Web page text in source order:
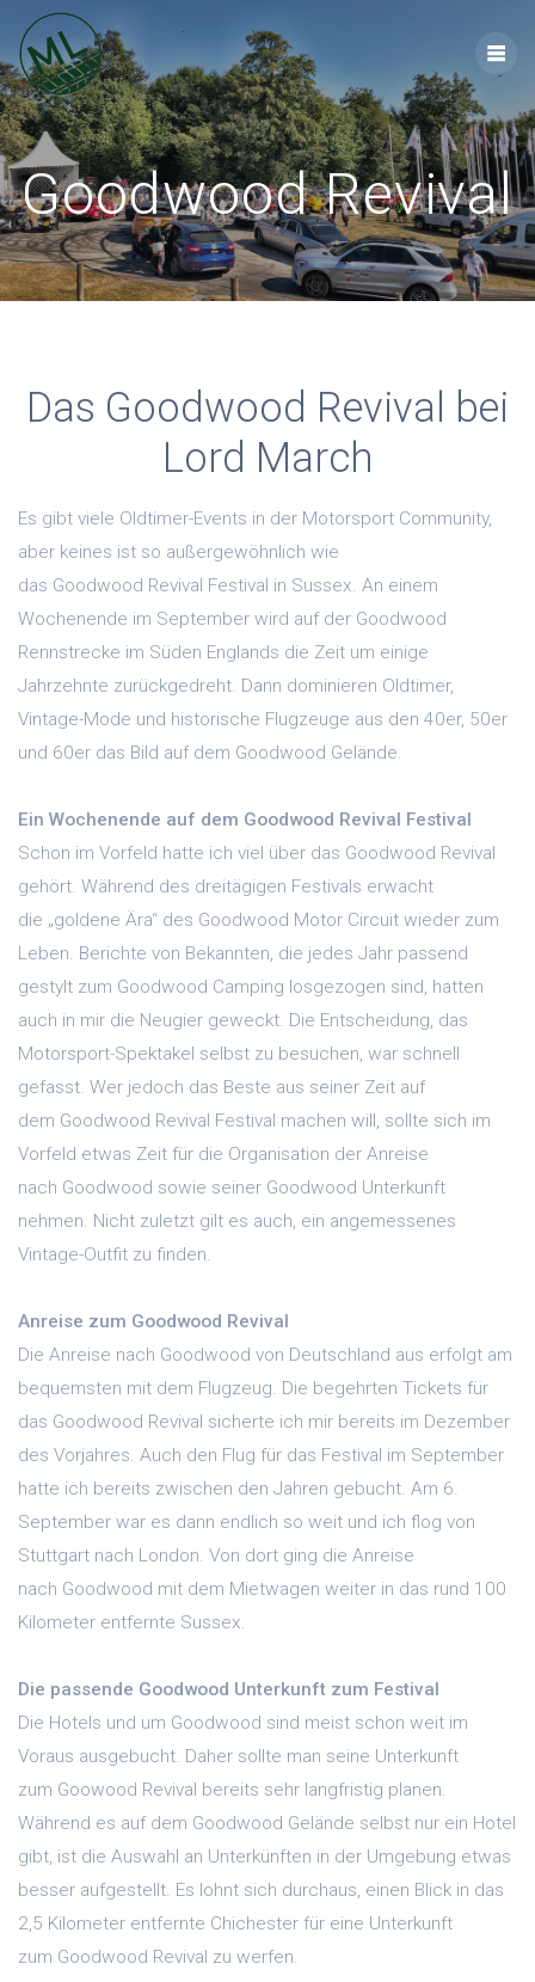
Inhalt
springen
Goodwood Revival
Das Goodwood Revival bei
Lord March
Es gibt viele Oldtimer-Events in der Motorsport Community,
aber keines ist so außergewöhnlich wie
das Goodwood Revival Festival in Sussex. An einem
Wochenende im September wird auf der Goodwood
Rennstrecke im Süden Englands die Zeit um einige
Jahrzehnte zurückgedreht. Dann dominieren Oldtimer,
Vintage-Mode und historische Flugzeuge aus den 40er, 50er
und 60er das Bild auf dem Goodwood Gelände.
Ein Wochenende auf dem Goodwood Revival Festival
Schon im Vorfeld hatte ich viel über das Goodwood Revival
gehört. Während des dreitägigen Festivals erwacht
die „goldene Ära“ des Goodwood Motor Circuit wieder zum
Leben. Berichte von Bekannten, die jedes Jahr passend
gestylt zum Goodwood Camping losgezogen sind, hatten
auch in mir die Neugier geweckt. Die Entscheidung, das
Motorsport-Spektakel selbst zu besuchen, war schnell
gefasst. Wer jedoch das Beste aus seiner Zeit auf
dem Goodwood Revival Festival machen will, sollte sich im
Vorfeld etwas Zeit für die Organisation der Anreise
nach Goodwood sowie seiner Goodwood Unterkunft
nehmen. Nicht zuletzt gilt es auch, ein angemessenes
Vintage-Outfit zu finden.
Anreise zum Goodwood Revival
Die Anreise nach Goodwood von Deutschland aus erfolgt am
bequemsten mit dem Flugzeug. Die begehrten Tickets für
das Goodwood Revival sicherte ich mir bereits im Dezember
des Vorjahres. Auch den Flug für das Festival im September
hatte ich bereits zwischen den Jahren gebucht. Am 6.
September war es dann endlich so weit und ich flog von
Stuttgart nach London. Von dort ging die Anreise
nach Goodwood mit dem Mietwagen weiter in das rund 100
Kilometer entfernte Sussex.
Die passende Goodwood Unterkunft zum Festival
Die Hotels und um Goodwood sind meist schon weit im
Voraus ausgebucht. Daher sollte man seine Unterkunft
zum Goowood Revival bereits sehr langfristig planen.
Während es auf dem Goodwood Gelände selbst nur ein Hotel
gibt, ist die Auswahl an Unterkünften in der Umgebung etwas
besser aufgestellt. Es lohnt sich durchaus, einen Blick in das
2,5 Kilometer entfernte Chichester für eine Unterkunft
zum Goodwood Revival zu werfen.